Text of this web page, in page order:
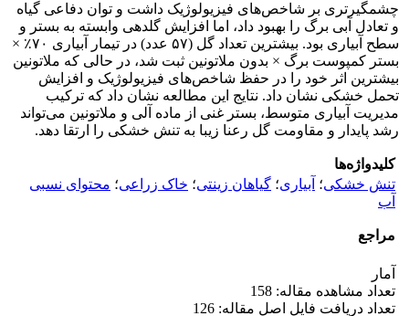
چشمگیرتری بر شاخص‌های فیزیولوژیک داشت و توان دفاعی گیاه
و تعادل آبی برگ را بهبود داد، اما افزایش گلدهی وابسته به بستر و
سطح آبیاری بود. بیشترین تعداد گل (۵۷ عدد) در تیمار آبیاری ۷۰٪ ×
بستر کمپوست برگ × بدون ملاتونین ثبت شد، در حالی که ملاتونین
بیشترین اثر خود را در حفظ شاخص‌های فیزیولوژیک و افزایش
تحمل خشکی نشان داد. نتایج این مطالعه نشان داد که ترکیب
مدیریت آبیاری متوسط، بستر غنی از ماده آلی و ملاتونین می‌تواند
رشد پایدار و مقاومت گل رعنا زیبا به تنش خشکی را ارتقا دهد.
کلیدواژه‌ها
تنش خشکی؛ آبیاری؛ گیاهان زینتی؛ خاک زراعی؛ محتوای نسبی
آب
مراجع
آمار
تعداد مشاهده مقاله: 158
تعداد دریافت فایل اصل مقاله: 126